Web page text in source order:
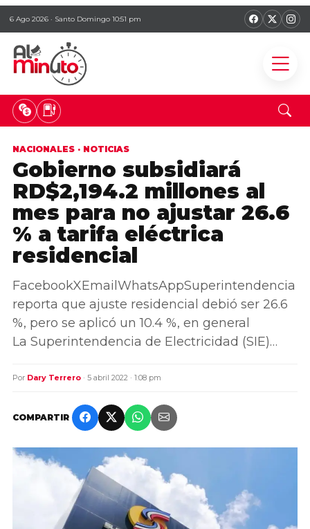
6 Ago 2026 · Santo Domingo 10:51 pm
NACIONALES · NOTICIAS
Gobierno subsidiará
RD$2,194.2 millones al
mes para no ajustar 26.6
% a tarifa eléctrica
residencial
FacebookXEmailWhatsAppSuperintendencia
reporta que ajuste residencial debió ser 26.6
%, pero se aplicó un 10.4 %, en general
La Superintendencia de Electricidad (SIE)…
Por Dary Terrero · 5 abril 2022 · 1:08 pm
COMPARTIR